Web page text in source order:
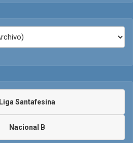
Liga Santafesina
Nacional B